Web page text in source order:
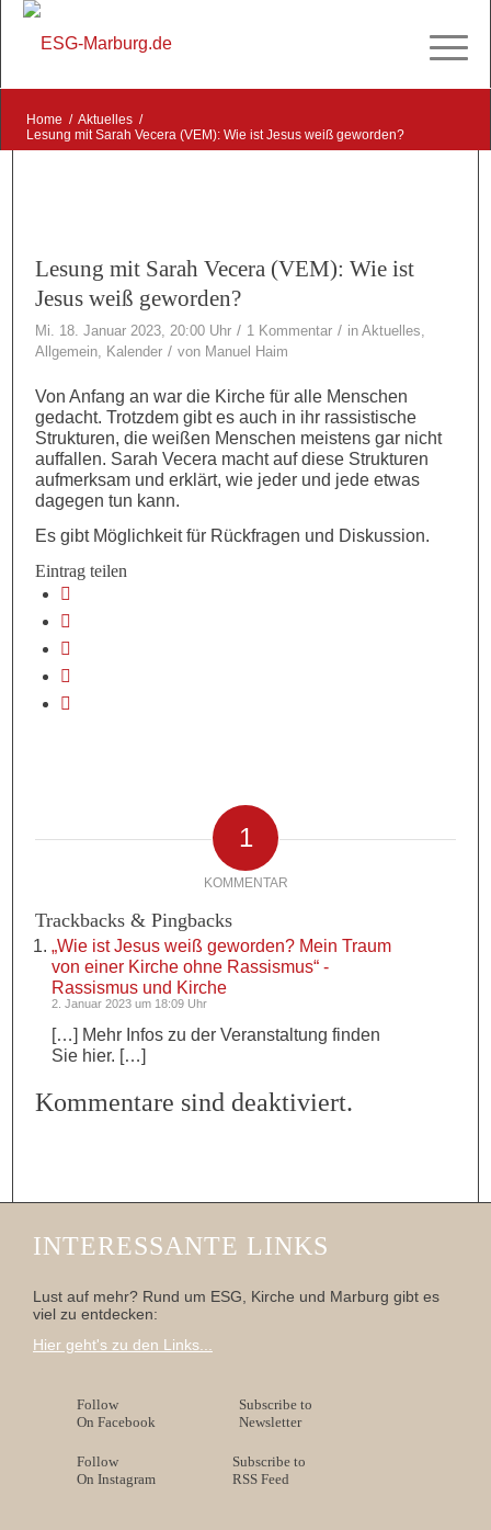
Home / Aktuelles /
Lesung mit Sarah Vecera (VEM): Wie ist Jesus weiß geworden?
Lesung mit Sarah Vecera (VEM): Wie ist
Jesus weiß geworden?
Mi. 18. Januar 2023, 20:00 Uhr / 1 Kommentar / inAktuelles,
Allgemein, Kalender / von Manuel Haim
Von Anfang an war die Kirche für alle Menschen
gedacht. Trotzdem gibt es auch in ihr rassistische
Strukturen, die weißen Menschen meistens gar nicht
auffallen. Sarah Vecera macht auf diese Strukturen
aufmerksam und erklärt, wie jeder und jede etwas
dagegen tun kann.
Es gibt Möglichkeit für Rückfragen und Diskussion.
Eintrag teilen
1
KOMMENTAR
Trackbacks & Pingbacks
„Wie ist Jesus weiß geworden? Mein Traum
von einer Kirche ohne Rassismus“ -
Rassismus und Kirche
2. Januar 2023 um 18:09 Uhr
[…] Mehr Infos zu der Veranstaltung finden
Sie hier. […]
Kommentare sind deaktiviert.
INTERESSANTE LINKS
Lust auf mehr? Rund um ESG, Kirche und Marburg gibt es
viel zu entdecken:
Hier geht's zu den Links...
Follow
On Facebook
Subscribe to
Newsletter
Follow
On Instagram
Subscribe to
RSS Feed